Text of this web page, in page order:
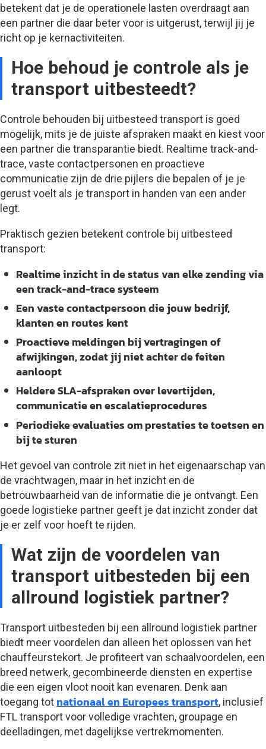
betekent dat je de operationele lasten overdraagt aan
een partner die daar beter voor is uitgerust, terwijl jij je
richt op je kernactiviteiten.
Hoe behoud je controle als je
transport uitbesteedt?
Controle behouden bij uitbesteed transport is goed
mogelijk, mits je de juiste afspraken maakt en kiest voor
een partner die transparantie biedt. Realtime track-and-
trace, vaste contactpersonen en proactieve
communicatie zijn de drie pijlers die bepalen of je je
gerust voelt als je transport in handen van een ander
legt.
Praktisch gezien betekent controle bij uitbesteed
transport:
Realtime inzichtin de status van elke zending via
een track-and-trace systeem
Een vaste contactpersoondie jouw bedrijf,
klanten en routes kent
Proactieve meldingen bij vertragingen of
afwijkingen, zodat jij niet achter de feiten
aanloopt
Heldere SLA-afsprakenover levertijden,
communicatie en escalatieprocedures
Periodieke evaluatiesom prestaties te toetsen en
bij te sturen
Het gevoel van controle zit niet in het eigenaarschap van
de vrachtwagen, maar in het inzicht en de
betrouwbaarheid van de informatie die je ontvangt. Een
goede logistieke partner geeft je dat inzicht zonder dat
je er zelf voor hoeft te rijden.
Wat zijn de voordelen van
transport uitbesteden bij een
allround logistiek partner?
Transport uitbesteden bij een allround logistiek partner
biedt meer voordelen dan alleen het oplossen van het
chauffeurstekort. Je profiteert van schaalvoordelen, een
breed netwerk, gecombineerde diensten en expertise
die een eigen vloot nooit kan evenaren. Denk aan
toegang tot nationaal en Europees transport, inclusief
FTL transport voor volledige vrachten, groupage en
deelladingen, met dagelijkse vertrekmomenten.